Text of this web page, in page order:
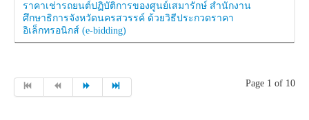
ราคาเช่ารถยนต์ปฏิบัติการของศูนย์เสมารักษ์ สำนักงาน
ศึกษาธิการจังหวัดนครสวรรค์ ด้วยวิธีประกวดราคา
อิเล็กทรอนิกส์ (e-bidding)
Page 1 of 10